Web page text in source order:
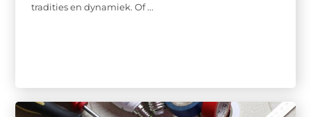
tradities en dynamiek. Of ...